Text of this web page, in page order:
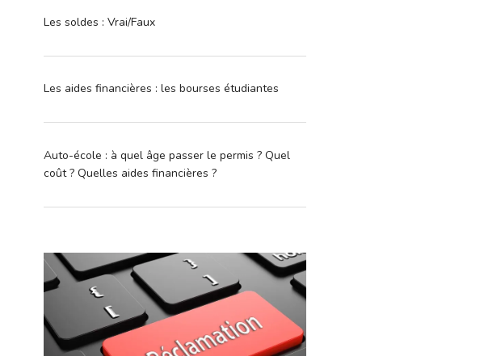
Les soldes : Vrai/Faux
Les aides financières : les bourses étudiantes
Auto-école : à quel âge passer le permis ? Quel
coût ? Quelles aides financières ?